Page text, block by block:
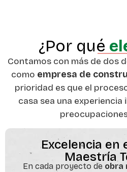
¿Por qué
Contamos con más de dos
como empresa de
prioridad es que el
casa sea una experiencia
Excelencia en
Maestría
En cada proyecto de obra